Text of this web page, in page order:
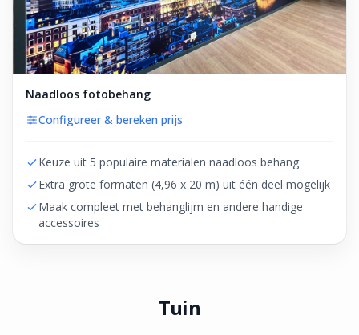
Naadloos fotobehang
Configureer & bereken prijs
Keuze uit 5 populaire materialen naadloos behang
Extra grote formaten (4,96 x 20 m) uit één deel mogelijk
Maak compleet met behanglijm en andere handige
accessoires
Tuin